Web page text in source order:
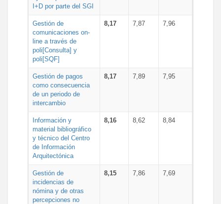
I+D por parte del SGI
Gestión de
comunicaciones on-
line a través de
poli[Consulta] y
poli[SQF]
8,17 7,87 7,96
Gestión de pagos
como consecuencia
de un periodo de
intercambio
8,17 7,89 7,95
Información y
material bibliográfico
y técnico del Centro
de Información
Arquitectónica
8,16 8,62 8,84
Gestión de
incidencias de
nómina y de otras
percepciones no
8,15 7,86 7,69